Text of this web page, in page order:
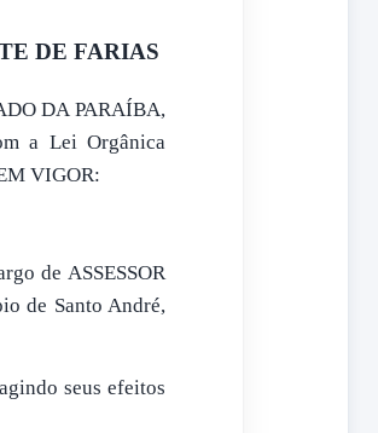
DE FARIAS
DA PARAÍBA,
a Lei Orgânica
VIGOR:
de ASSESSOR
de Santo André,
seus efeitos